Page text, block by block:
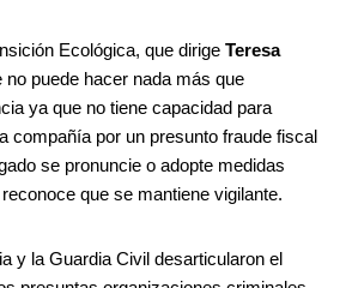
Ecológica, que dirige Teresa
no puede hacer nada más que
ya que no tiene capacidad para
compañía por un presunto fraude fiscal
se pronuncie o adopte medidas
que se mantiene vigilante.
y la Guardia Civil desarticularon el